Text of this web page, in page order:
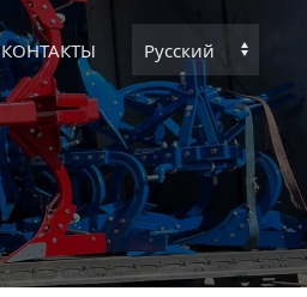
КОНТАКТЫ
Выбрать
язык